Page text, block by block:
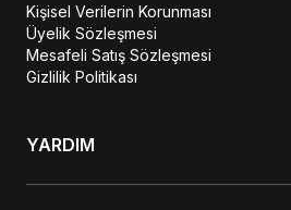
Kişisel Verilerin Korunması
Üyelik Sözleşmesi
Mesafeli Satış Sözleşmesi
Gizlilik Politikası
YARDIM